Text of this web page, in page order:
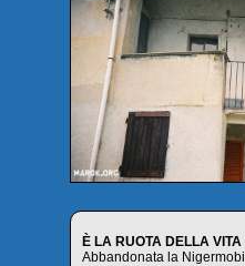
È LA RUOTA DELLA
Abbandonata la